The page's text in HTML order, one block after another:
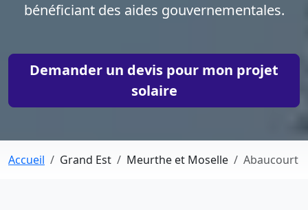
bénéficiant des aides gouvernementales.
Demander un devis pour mon projet
solaire
Accueil Grand Est Meurthe et Moselle Abaucourt